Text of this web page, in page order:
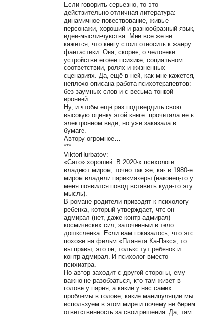
Если говорить серьезно, то это
действительно отличная литература:
динамичное повествование, живые
персонажи, хороший и разнообразный язык,
идеи-мысли-чувства. Мне все же не
кажется, что книгу стоит относить к жанру
фантастики. Она, скорее, о человеке:
устройстве его/ее психике, социальном
соответствии, ролях и жизненных
сценариях. Да, ещё в ней, как мне кажется,
неплохо описана работа психотерапевтов:
без заумных слов и с весьма тонкой
иронией.
Ну, и чтобы ещё раз подтвердить свою
высокую оценку этой книге: прочитала ее в
электронном виде, но уже заказала в
бумаге.
Автору огромное…
***
ViktorHurbatov:
«Сато» хороший. В 2020-х психологи
владеют миром, точно так же, как в 1980-е
миром владели парикмахеры (наконец-то у
меня появился повод вставить куда-то эту
мысль).
В романе родители приводят к психологу
ребенка, который утверждает, что он
адмирал (нет, даже контр-адмирал)
космических сил, заточенный в тело
дошколенка. Если вам показалось, что это
похоже на фильм «Планета Ка-Пэкс», то
вы правы, это он, только тут ребенок и
контр-адмирал. И психолог вместо
психиатра.
Но автор заходит с другой стороны, ему
важно не разобраться, кто там живет в
голове у парня, а какие у нас самих
проблемы в голове, какие манипуляции мы
используем в этом мире и почему не берем
ответственность за свои решения. Да, там